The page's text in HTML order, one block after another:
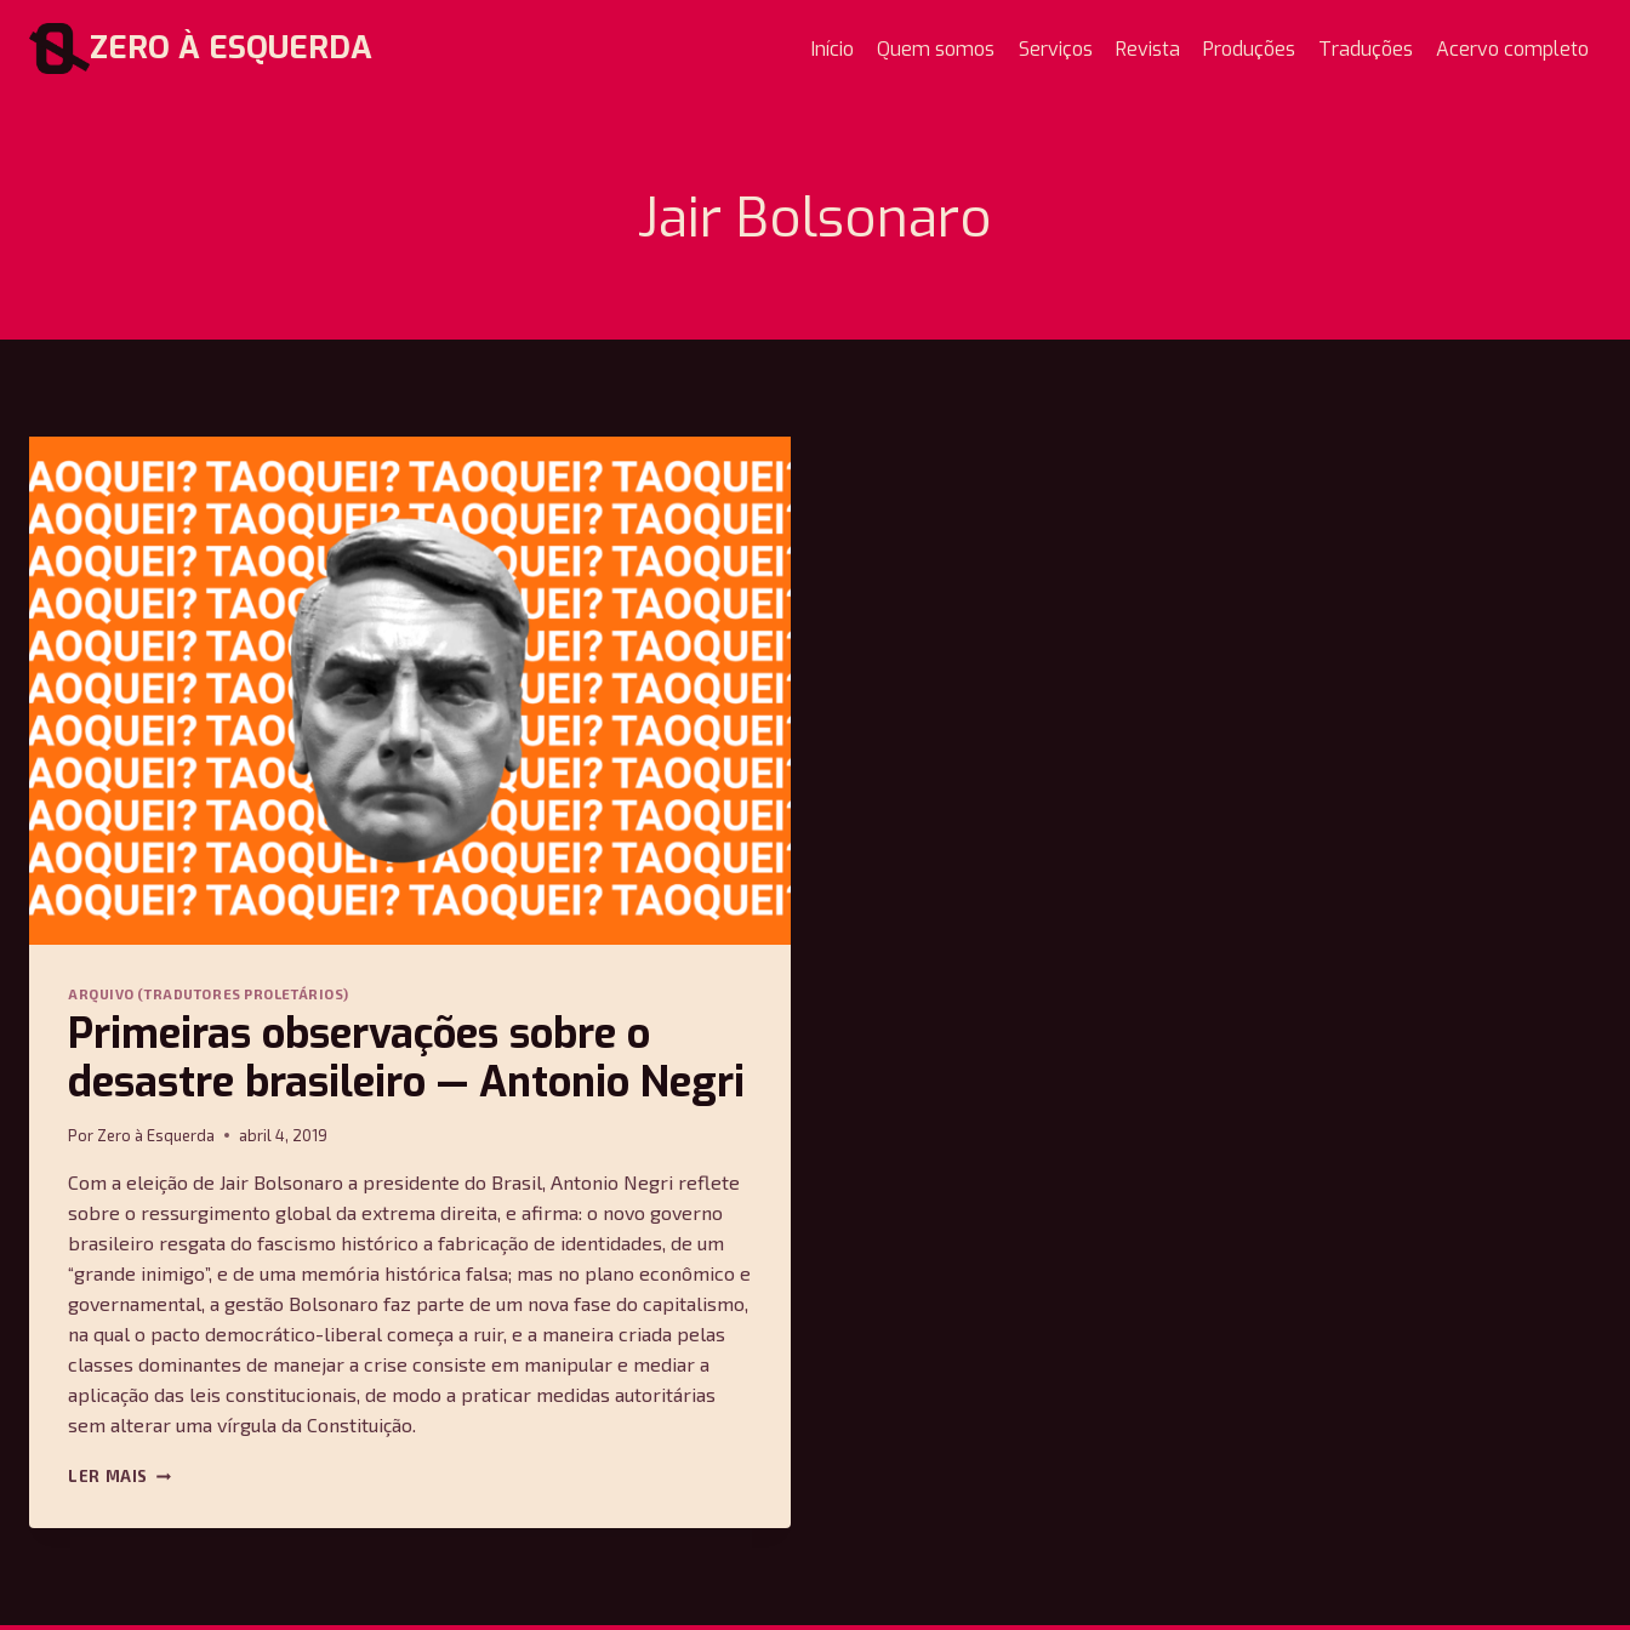
para
ZERO À ESQUERDA Início Quem somos Serviços Revista Produções Traduções Acervo completo
Jair Bolsonaro
ARQUIVO (TRADUTORES PROLETÁRIOS)
Primeiras observações sobre o
desastre brasileiro — Antonio Negri
Por Zero à Esquerda abril 4, 2019
Com a eleição de Jair Bolsonaro a presidente do Brasil, Antonio Negri reflete
sobre o ressurgimento global da extrema direita, e afirma: o novo governo
brasileiro resgata do fascismo histórico a fabricação de identidades, de um
“grande inimigo”, e de uma memória histórica falsa; mas no plano econômico e
governamental, a gestão Bolsonaro faz parte de um nova fase do capitalismo,
na qual o pacto democrático-liberal começa a ruir, e a maneira criada pelas
classes dominantes de manejar a crise consiste em manipular e mediar a
aplicação das leis constitucionais, de modo a praticar medidas autoritárias
sem alterar uma vírgula da Constituição.
LER MAIS PRIMEIRAS